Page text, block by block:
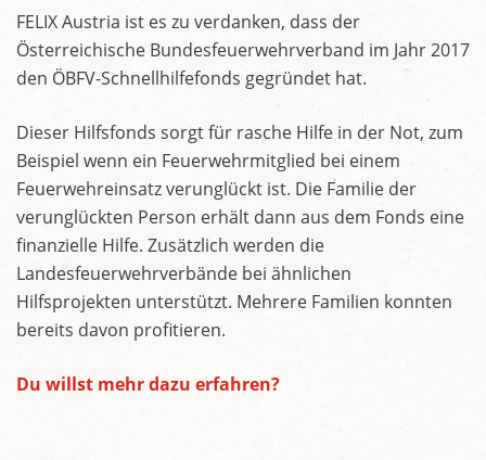
FELIX Austria ist es zu verdanken, dass der
Österreichische Bundesfeuerwehrverband im Jahr 2017
den ÖBFV-Schnellhilfefonds gegründet hat.
Dieser Hilfsfonds sorgt für rasche Hilfe in der Not, zum
Beispiel wenn ein Feuerwehrmitglied bei einem
Feuerwehreinsatz verunglückt ist. Die Familie der
verunglückten Person erhält dann aus dem Fonds eine
finanzielle Hilfe. Zusätzlich werden die
Landesfeuerwehrverbände bei ähnlichen
Hilfsprojekten unterstützt. Mehrere Familien konnten
bereits davon profitieren.
Du willst mehr dazu erfahren?